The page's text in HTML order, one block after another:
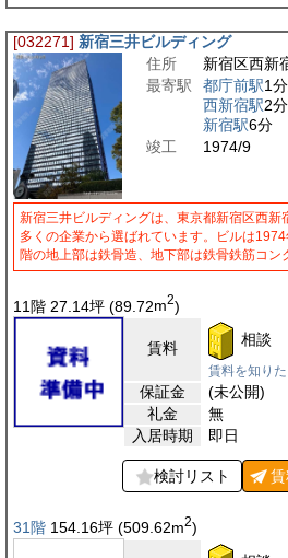
[032271] 新宿三井ビルディング
住所
新宿区西新
最寄駅
都庁前駅1分
西新宿駅2分
新宿駅6分
竣工
1974/9
新宿三井ビルディングは、東京都新宿区西新
多くの企業から選ばれています。ビルは
階の地上部は鉄骨造、地下部は鉄骨鉄筋コン
11階 27.14坪 (89.72m2)
賃料 相談
賃料を知り
保証金
(未公開)
礼金
無
入居時期
即日
検討リスト
31階 154.16坪 (509.62m2)